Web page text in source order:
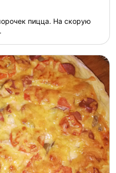
пицца. На скорую